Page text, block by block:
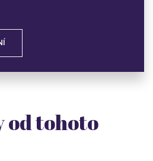
od tohoto